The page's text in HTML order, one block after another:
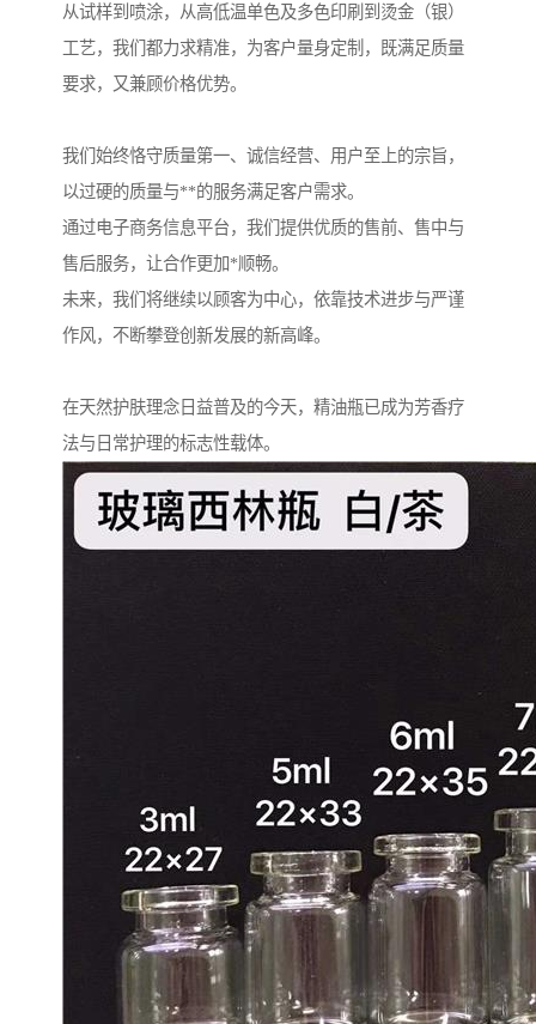
从试样到喷涂，从高低温单色及多色印刷到烫金（银）
工艺，我们都力求精准，为客户量身定制，既满足质量
要求，又兼顾价格优势。
我们始终恪守质量第一、诚信经营、用户至上的宗旨，
以过硬的质量与**的服务满足客户需求。
通过电子商务信息平台，我们提供优质的售前、售中与
售后服务，让合作更加*顺畅。
未来，我们将继续以顾客为中心，依靠技术进步与严谨
作风，不断攀登创新发展的新高峰。
在天然护肤理念日益普及的今天，精油瓶已成为芳香疗
法与日常护理的标志性载体。